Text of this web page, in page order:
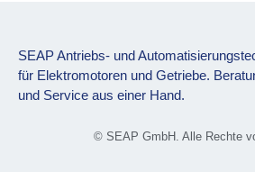
SEAP Antriebs- und
für Elektromotoren und Getriebe.
und Service aus einer Hand.
© SEAP GmbH. Alle Rechte